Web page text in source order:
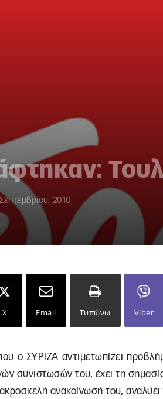
2010
X Email Τυπώνω Viber
ο ΣΥΡΙΖΑ αντιμετωπίζει
συνιστωσών του, έχει τη
ανακοίνωσή του,